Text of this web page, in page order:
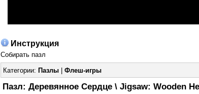
Инструкция
Собирать пазл
Категории: Пазлы| Флеш-игры
Пазл: Деревянное Сердце \ Jigsaw: Wooden